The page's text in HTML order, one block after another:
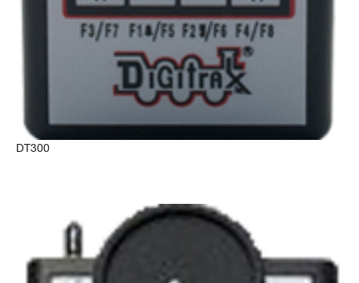
DT300